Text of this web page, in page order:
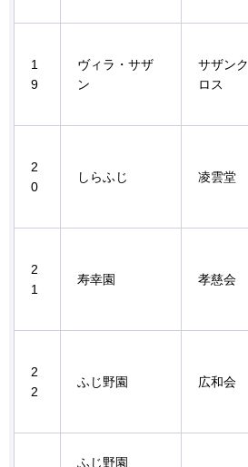
1
9
ヴィラ・サザ
ン
サザンク
ロス
2
0
しらふじ 凌雲堂
2
1
寿幸園 孝慈会
2
2
ふじ野園 広和会
ふじ野園